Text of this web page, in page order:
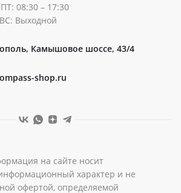
08:30 – 17:30
Выходной
Камышовое шоссе, 43/4
shop.ru
на сайте носит
характер и не
офертой, определяемой